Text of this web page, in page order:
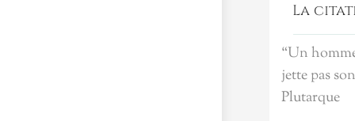
La
“Un
jette pas
Plutarque